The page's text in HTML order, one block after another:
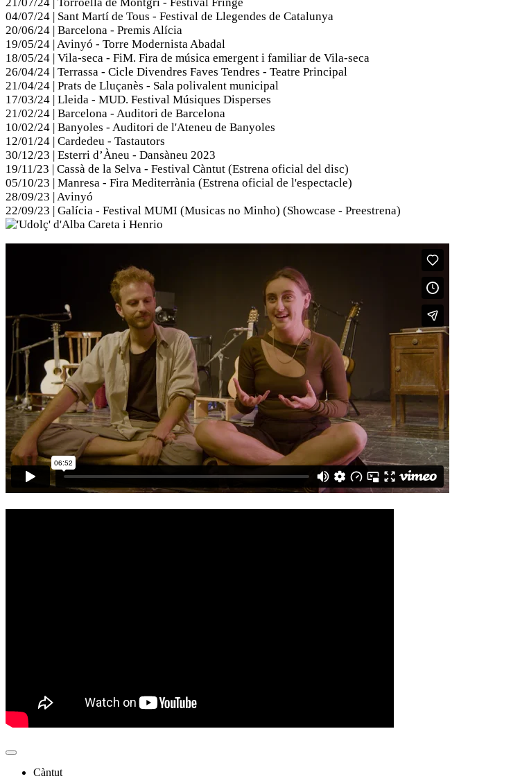
21/07/24 | Torroella de Montgrí - Festival Fringe
04/07/24 | Sant Martí de Tous - Festival de Llegendes de Catalunya
20/06/24 | Barcelona - Premis Alícia
19/05/24 | Avinyó - Torre Modernista Abadal
18/05/24 | Vila-seca - FiM. Fira de música emergent i familiar de Vila-seca
26/04/24 | Terrassa - Cicle Divendres Faves Tendres - Teatre Principal
21/04/24 | Prats de Lluçanès - Sala polivalent municipal
17/03/24 | Lleida - MUD. Festival Músiques Disperses
21/02/24 | Barcelona - Auditori de Barcelona
10/02/24 | Banyoles - Auditori de l'Ateneu de Banyoles
12/01/24 | Cardedeu - Tastautors
30/12/23 | Esterri d’Àneu - Dansàneu 2023
19/11/23 | Cassà de la Selva - Festival Càntut (Estrena oficial del disc)
05/10/23 | Manresa - Fira Mediterrània (Estrena oficial de l'espectacle)
28/09/23 | Avinyó
22/09/23 | Galícia - Festival MUMI (Musicas no Minho) (Showcase - Preestrena)
Càntut